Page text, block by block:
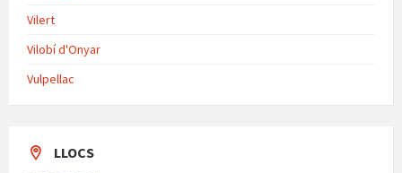
Vilert
Vilobí d'Onyar
Vulpellac
LLOCS